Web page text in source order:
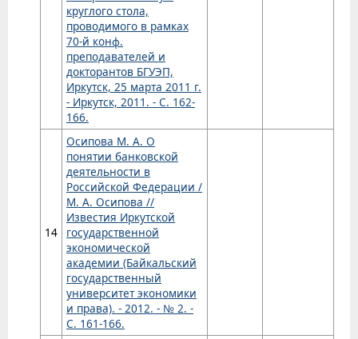
круглого стола,
проводимого в рамках
70-й конф.
преподавателей и
докторантов БГУЭП,
Иркутск, 25 марта 2011 г.
- Иркутск, 2011. - С. 162-
166.
14
Осипова М. А. О
понятии банковской
деятельности в
Российской Федерации /
М. А. Осипова //
Известия Иркутской
государственной
экономической
академии (Байкальский
государственный
университет экономики
и права). - 2012. - № 2. -
С. 161-166.